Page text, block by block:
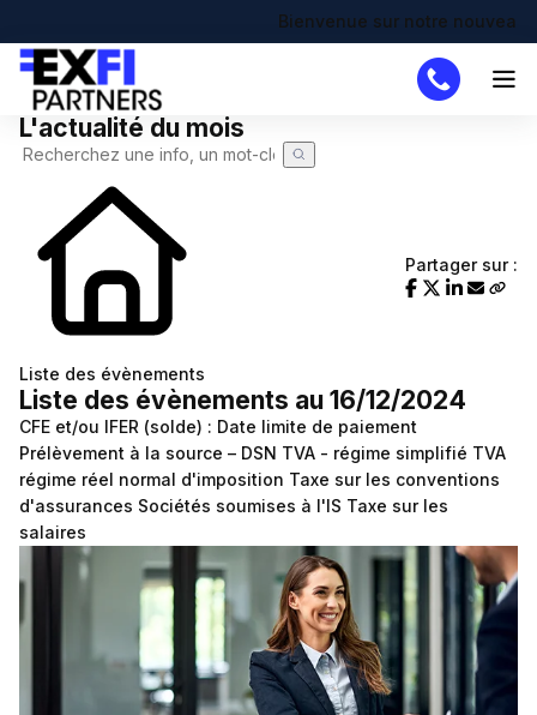
Bienvenue sur notre nouveau site !
Cabinet
Missions
DAF
Créateur
Simulateurs
Recherche de code APE
Chômage partiel
Frais kilométriques
Revenu du dirigeant
Impôts sur les sociétés
Actualité à la une
Calendrier fiscal
Infographie RSE du mois
Transformation digitale
Quizz RH&VOUS ?
Bien-être en entreprise
Place à l'Expert
Demande de devis
L'actualité du mois
Liste des évènements
Partager sur :
Liste des évènements au 16/12/2024
CFE et/ou IFER (solde) : Date limite de paiement
Prélèvement à la source – DSN TVA - régime simplifié TVA
régime réel normal d'imposition Taxe sur les conventions
d'assurances Sociétés soumises à l'IS Taxe sur les
salaires